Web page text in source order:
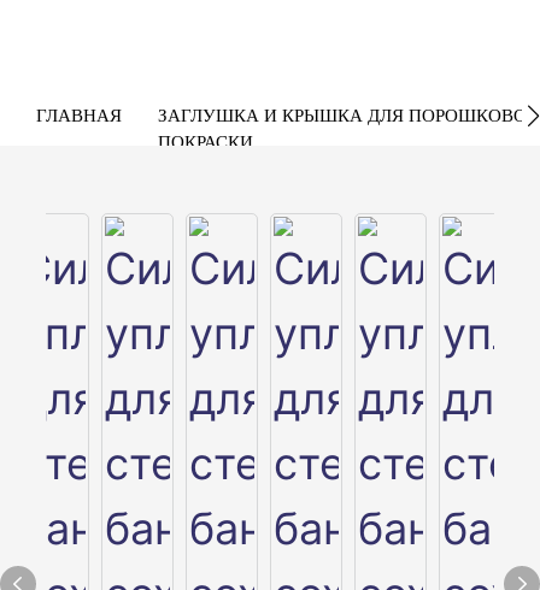
ГЛАВНАЯ
ЗАГЛУШКА И КРЫШКА ДЛЯ ПОРОШКОВОЙ
ПОКРАСКИ